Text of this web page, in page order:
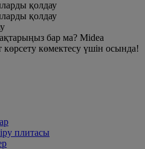
бар ма? Midea
көмектесу үшін осында!
плитасы